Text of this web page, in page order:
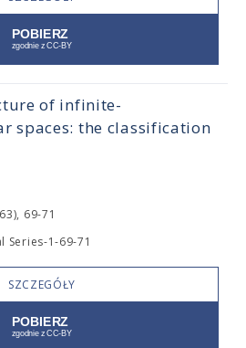
of infinite-
spaces: the classification
69-71
Series-1-69-71
SZCZEGÓŁY